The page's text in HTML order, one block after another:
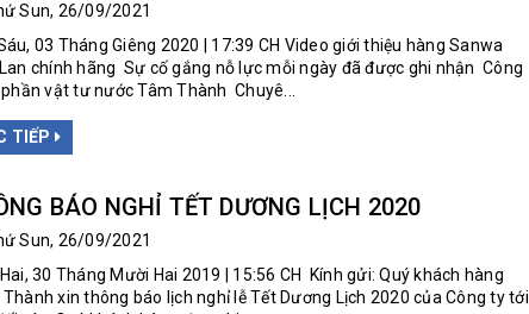
Sun, 26/09/2021
03 Tháng Giêng 2020 | 17:39 CH Video giới thiệu hàng Sanwa
chính hãng Sự cố gắng nỗ lực mỗi ngày đã được ghi nhận Công
vật tư nước Tâm Thành Chuyê...
TIẾP
BÁO NGHỈ TẾT DƯƠNG LỊCH 2020
Sun, 26/09/2021
30 Tháng Mười Hai 2019 | 15:56 CH Kính gửi: Quý khách hàng
xin thông báo lịch nghỉ lễ Tết Dương Lịch 2020 của Công ty tới